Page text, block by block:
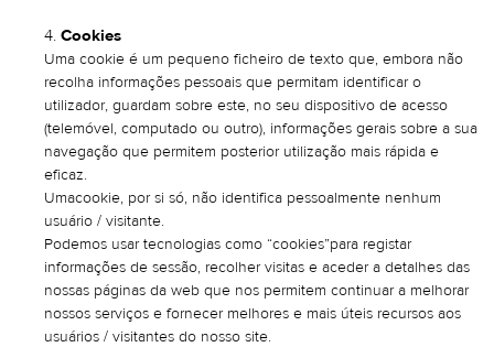
Cookies
Uma cookie é um pequeno ficheiro de texto que, embora não
recolha informações pessoais que permitam identificar o
utilizador, guardam sobre este, no seu dispositivo de acesso
(telemóvel, computado ou outro), informações gerais sobre a sua
navegação que permitem posterior utilização mais rápida e
eficaz.
Umacookie, por si só, não identifica pessoalmente nenhum
usuário / visitante.
Podemos usar tecnologias como “cookies”para registar
informações de sessão, recolher visitas e aceder a detalhes das
nossas páginas da web que nos permitem continuar a melhorar
nossos serviços e fornecer melhores e mais úteis recursos aos
usuários / visitantes do nosso site.